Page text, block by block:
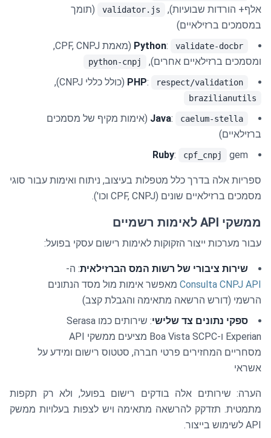
אלף+ הורדות שבועיות),
validator.js
(תומך
במסמכים ברזילאיים)
Python: validate-docbr
(מאמת CPF, CNPJ,
ומסמכים ברזילאיים אחרים),
python-cnpj
PHP: respect/validation (כולל כללי CNPJ),
brazilianutils
Java: caelum-stella
(אימות מקיף של מסמכים
ברזילאיים)
Ruby: cpf_cnpj gem
ספריות אלה בדרך כלל מטפלות בעיצוב, ניתוח ואימות עבור סוגי
מסמכים ברזילאיים שונים (CPF, CNPJ וכו').
ממשקי API לאימות רשמיים
עבור מערכות ייצור הזקוקות לאימות רישום עסקי בפועל:
שירות ציבורי של רשות המס הברזילאית: ה-
Consulta CNPJ API מאפשר אימות מול מסד הנתונים
הרשמי (דורש הרשאה מתאימה והגבלת קצב)
ספקי נתונים צד שלישי
: שירותים כמו Serasa
Experian ו-Boa Vista SCPC מציעים ממשקי API
מסחריים המחזירים פרטי חברה, סטטוס רישום ומידע על
אשראי
הערה: שירותים אלה בודקים רישום בפועל, ולא רק תקפות
מתמטית. תזדקק להרשאה מתאימה ויש לצפות בעלויות ממשק
API לשימוש בייצור.